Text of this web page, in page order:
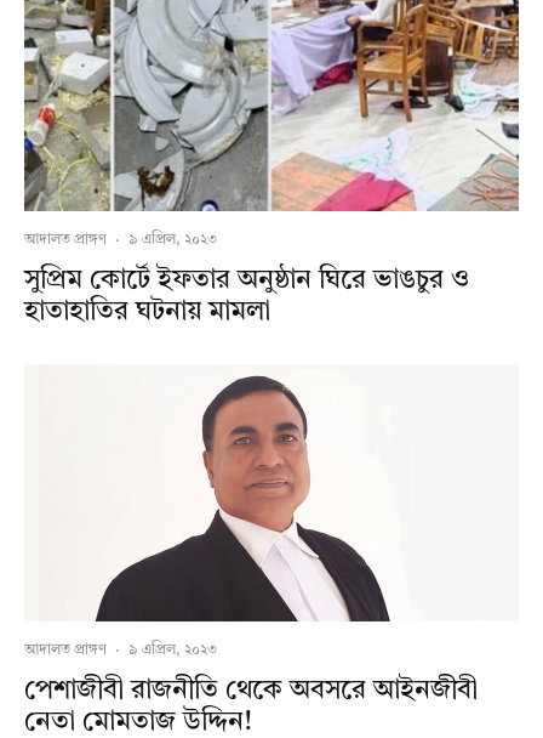
আদালত প্রাঙ্গণ · ৯ এপ্রিল, ২০২৩
সুপ্রিম কোর্টে ইফতার অনুষ্ঠান ঘিরে ভাঙচুর ও
হাতাহাতির ঘটনায় মামলা
আদালত প্রাঙ্গণ · ৯ এপ্রিল, ২০২৩
পেশাজীবী রাজনীতি থেকে অবসরে আইনজীবী
নেতা মোমতাজ উদ্দিন!